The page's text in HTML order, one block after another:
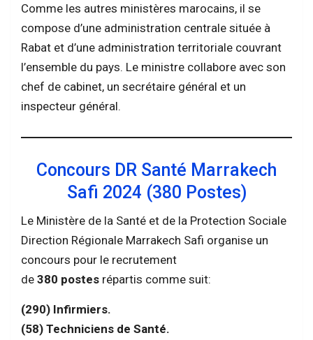
Comme les autres ministères marocains, il se
compose d’une administration centrale située à
Rabat et d’une administration territoriale couvrant
l’ensemble du pays. Le ministre collabore avec son
chef de cabinet, un secrétaire général et un
inspecteur général.
Concours DR Santé Marrakech
Safi 2024 (380 Postes)
Le Ministère de la Santé et de la Protection Sociale
Direction Régionale Marrakech Safi organise un
concours pour le recrutement
de 380 postes répartis comme suit:
(290) Infirmiers.
(58) Techniciens de Santé.